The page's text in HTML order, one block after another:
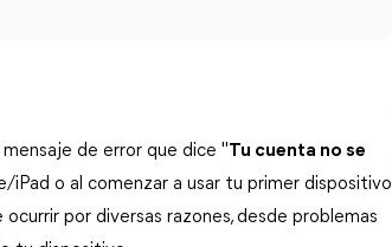
de error que dice "Tu cuenta no se
iPad o al comenzar a usar tu primer dispositivo
por diversas razones, desde problemas